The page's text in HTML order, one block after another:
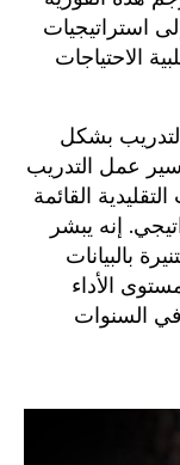
استراتيجيات
الاحتياجات
بشكل
سير عمل التدريب
القائمة
إنه يبشر
بالبيانات
الأداء
في السنوات